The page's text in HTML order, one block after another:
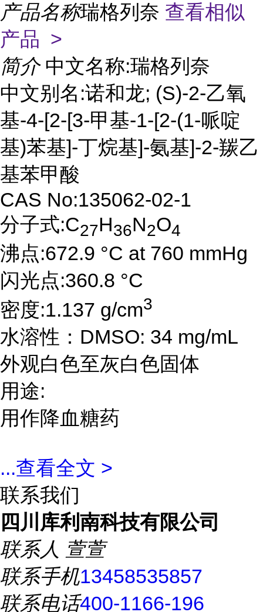
产品名称瑞格列奈 查看相似
产品 >
简介 中文名称:瑞格列奈
中文别名:诺和龙; (S)-2-乙氧
基-4-[2-[3-甲基-1-[2-(1-哌啶
基)苯基]-丁烷基]-氨基]-2-羰乙
基苯甲酸
CAS No:135062-02-1
分子式:C27H36N2O4
沸点:672.9 °C at 760 mmHg
闪光点:360.8 °C
密度:1.137 g/cm3
水溶性：DMSO: 34 mg/mL
外观白色至灰白色固体
用途:
用作降血糖药
...查看全文 >
联系我们
四川库利南科技有限公司
联系人 萱萱
联系手机13458535857
联系电话400-1166-196